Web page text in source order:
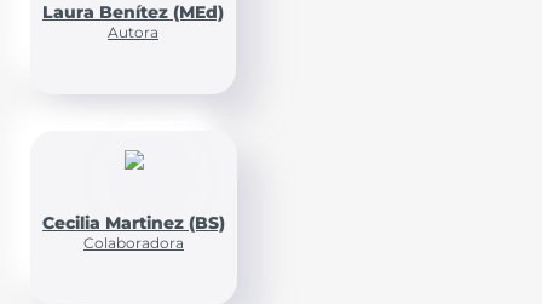
Laura Benítez (MEd)
Autora
Cecilia Martinez (BS)
Colaboradora